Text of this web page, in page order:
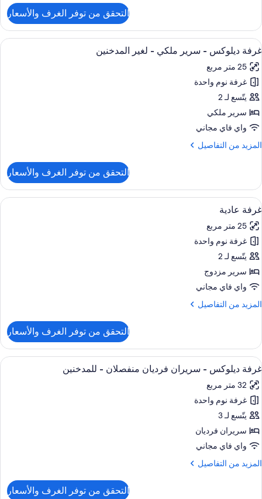
غرفة
بريميم
-
سرير
ملكي
لغير
المدخنين
التحقق من توفر الغرف والأسعار
استعراض
جميع
صور
غرفة
ديلوكس
-
سرير
ملكي
-
9
غرفة ديلوكس - سرير ملكي - لغير المدخنين
25 متر مربع
غرفة نوم واحدة
يتّسع لـ 2
سرير ملكي
واي فاي مجاني
المزيد من التفاصيل
المزيد
غرفة
ديلوكس
-
سرير
ملكي
لغير
المدخنين
التحقق من توفر الغرف والأسعار
استعراض
جميع
صور
غرفة
عادية
وحدات دش مع أحواض استحمام،
8
غرفة عادية
25 متر مربع
غرفة نوم واحدة
يتّسع لـ 2
سرير مزدوج
واي فاي مجاني
المزيد من التفاصيل
المزيد
غرفة
عادية
التحقق من توفر الغرف والأسعار
استعراض
جميع
صور
غرفة
ديلوكس
-
سريران
فرديان
منفصلان
ميني بار وخزنة داخل الغرفة ومكتب
9
غرفة ديلوكس - سريران فرديان منفصلان - للمدخنين
32 متر مربع
غرفة نوم واحدة
يتّسع لـ 3
سريران فرديان
واي فاي مجاني
المزيد من التفاصيل
المزيد
التحقق من توفر الغرف والأسعار